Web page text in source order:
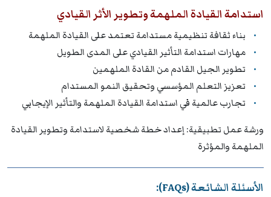
استدامة القيادة الملهمة وتطوير الأثر القيادي
بناء ثقافة تنظيمية مستدامة تعتمد على القيادة الملهمة
مهارات استدامة التأثير القيادي على المدى الطويل
تطوير الجيل القادم من القادة الملهمين
تعزيز التعلم المؤسسي وتحقيق النمو المستدام
تجارب عالمية في استدامة القيادة الملهمة والتأثير الإيجابي
ورشة عمل تطبيقية: إعداد خطة شخصية لاستدامة وتطوير القيادة
الملهمة والمؤثرة
الأسئلة الشائعة (FAQs):